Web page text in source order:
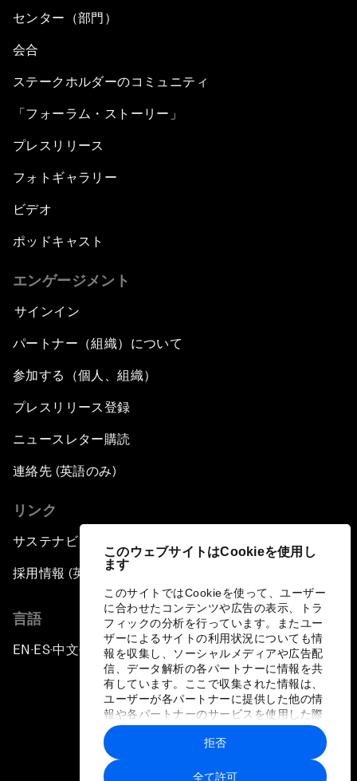
このウェブサイトはCookieを使用し
ます
このサイトではCookieを使って、ユーザー
に合わせたコンテンツや広告の表示、トラ
フィックの分析を行っています。またユー
ザーによるサイトの利用状況についても情
報を収集し、ソーシャルメディアや広告配
信、データ解析の各パートナーに情報を共
有しています。ここで収集された情報は、
ユーザーが各パートナーに提供した他の情
報や各パートナーのサービスを使用した際
に収集された情報と組み合わされ、各パー
トナーによって使用されることがありま
す。
全て許可
拒否
センター（部門）
会合
ステークホルダーのコミュニティ
「フォーラム・ストーリー」
プレスリリース
フォトギャラリー
ビデオ
ポッドキャスト
エンゲージメント
サインイン
パートナー（組織）について
参加する（個人、組織）
プレスリリース登録
ニュースレター購読
連絡先 (英語のみ)
リンク
サステナビリティへの取り組み
採用情報 (英語のみ)
言語
EN ▪ES▪中文▪ 日本語
プライバシーポリシーと利用規約